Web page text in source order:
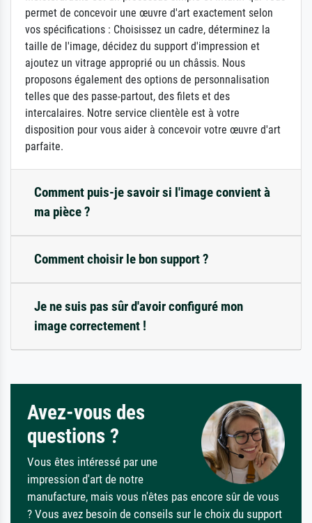
permet de concevoir une œuvre d'art exactement selon
vos spécifications : Choisissez un cadre, déterminez la
taille de l'image, décidez du support d'impression et
ajoutez un vitrage approprié ou un châssis. Nous
proposons également des options de personnalisation
telles que des passe-partout, des filets et des
intercalaires. Notre service clientèle est à votre
disposition pour vous aider à concevoir votre œuvre d'art
parfaite.
Comment puis-je savoir si l'image convient à
ma pièce ?
Comment choisir le bon support ?
Je ne suis pas sûr d'avoir configuré mon
image correctement !
Avez-vous des
questions ?
Vous êtes intéressé par une
impression d'art de notre
manufacture, mais vous n'êtes pas encore sûr de vous
? Vous avez besoin de conseils sur le choix du support